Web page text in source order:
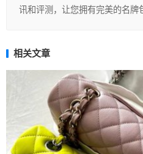
讯和评测，让您拥有完美的名牌
相关文章